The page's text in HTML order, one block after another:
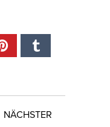
NÄCHSTER